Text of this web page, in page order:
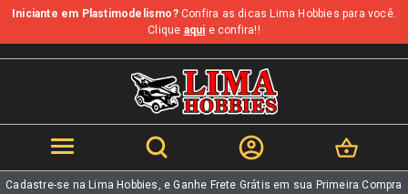
b
Iniciante em Plastimodelismo?Confira as dicas Lima Hobbies para você.
Clique aqui e confira!!
Cadastre-se na Lima Hobbies, e Ganhe Frete Grátis em sua Primeira Compra